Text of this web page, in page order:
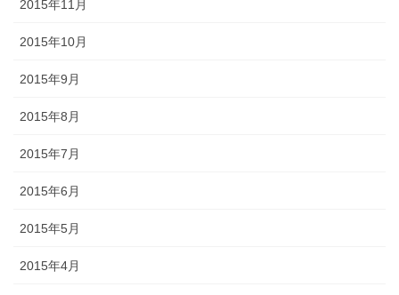
2015年11月
2015年10月
2015年9月
2015年8月
2015年7月
2015年6月
2015年5月
2015年4月